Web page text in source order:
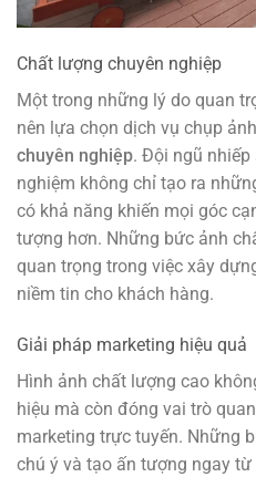
Chất lượng chuyên nghiệp
Một trong những lý do quan
nên lựa chọn dịch vụ chụp
chuyên nghiệp. Đội ngũ nhiếp
nghiệm không chỉ tạo ra
có khả năng khiến mọi góc
tượng hơn. Những bức ảnh
quan trọng trong việc xây
niềm tin cho khách hàng.
Giải pháp marketing hiệu quả
Hình ảnh chất lượng cao
hiệu mà còn đóng vai trò
marketing trực tuyến. Những
chú ý và tạo ấn tượng ngay